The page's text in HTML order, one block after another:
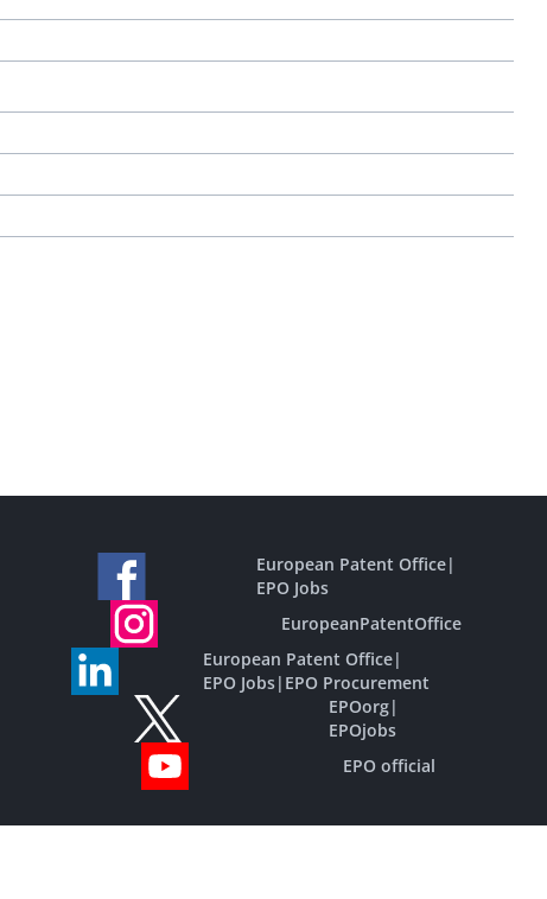
European Patent Office|
EPO Jobs
EuropeanPatentOffice
European Patent Office|
EPO Jobs| EPO Procurement
EPOorg|
EPOjobs
EPO official